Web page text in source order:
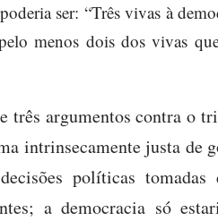
ser: “Três vivas à
menos dois dos vivas
três argumentos contra o
intrinsecamente justa de
políticas
a democracia só